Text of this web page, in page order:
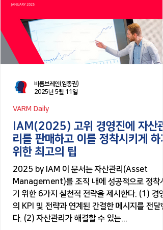
IAM(2025) 고위 경영진에 자산관
리를 판매하고 이를 정착시키게 하
위한 최고의 팁
2025 by IAM 이 문서는 자산관리(Asset
Management)를 조직 내에 성공적으로 정착
기 위한 6가지 실천적 전략을 제시한다. (1) 경
의 KPI 및 전략과 연계된 간결한 메시지를 전달한
다. (2) 자산관리가 해결할 수 있는...
VARM Daily
바름브레인(임종권)
2025년 5월 11일